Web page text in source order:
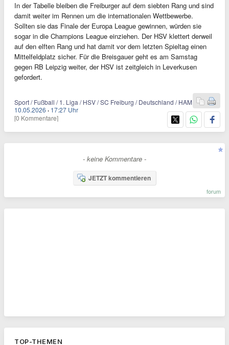
In der Tabelle bleiben die Freiburger auf dem siebten Rang und sind
damit weiter im Rennen um die internationalen Wettbewerbe.
Sollten sie das Finale der Europa League gewinnen, würden sie
sogar in die Champions League einziehen. Der HSV klettert derweil
auf den elften Rang und hat damit vor dem letzten Spieltag einen
Mittelfeldplatz sicher. Für die Breisgauer geht es am Samstag
gegen RB Leipzig weiter, der HSV ist zeitgleich in Leverkusen
gefordert.
Sport / Fußball / 1. Liga / HSV / SC Freiburg / Deutschland / HAM
10.05.2026 · 17:27 Uhr
[0 Kommentare]
- keine Kommentare -
JETZT kommentieren
forum
TOP-THEMEN